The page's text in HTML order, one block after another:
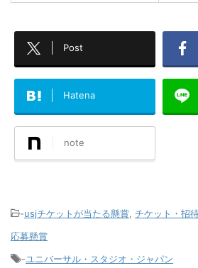
Post
Hatena
note
-usjチケットが当たる懸賞 チケット・招
応募懸賞
-ユニバーサル・スタジオ・ジャパン